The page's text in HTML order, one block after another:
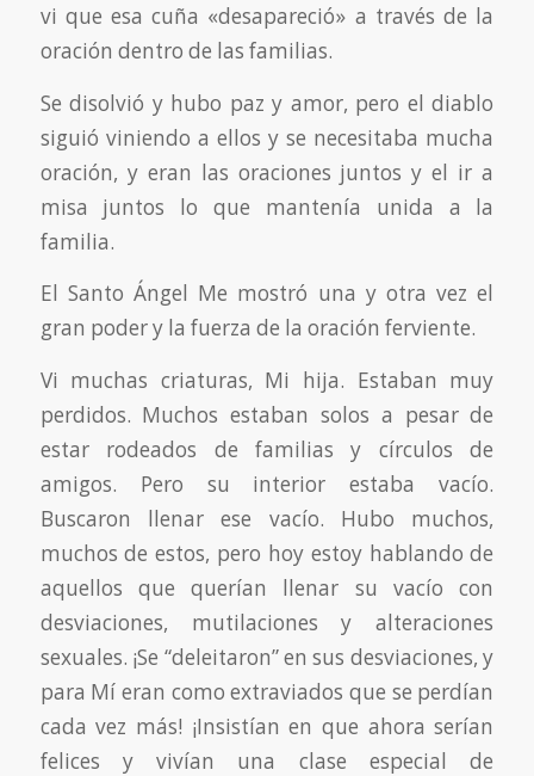
vi que esa cuña «desapareció» a través de la
oración dentro de las familias.
Se disolvió y hubo paz y amor, pero el diablo
siguió viniendo a ellos y se necesitaba mucha
oración, y eran las oraciones juntos y el ir a
misa juntos lo que mantenía unida a la
familia.
El Santo Ángel Me mostró una y otra vez el
gran poder y la fuerza de la oración ferviente.
Vi muchas criaturas, Mi hija. Estaban muy
perdidos. Muchos estaban solos a pesar de
estar rodeados de familias y círculos de
amigos. Pero su interior estaba vacío.
Buscaron llenar ese vacío. Hubo muchos,
muchos de estos, pero hoy estoy hablando de
aquellos que querían llenar su vacío con
desviaciones, mutilaciones y alteraciones
sexuales. ¡Se “deleitaron” en sus desviaciones, y
para Mí eran como extraviados que se perdían
cada vez más! ¡Insistían en que ahora serían
felices y vivían una clase especial de